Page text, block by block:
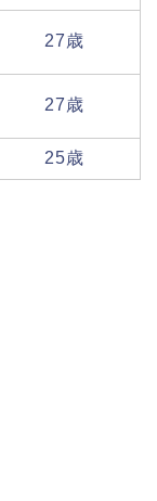
27歳
27歳
25歳